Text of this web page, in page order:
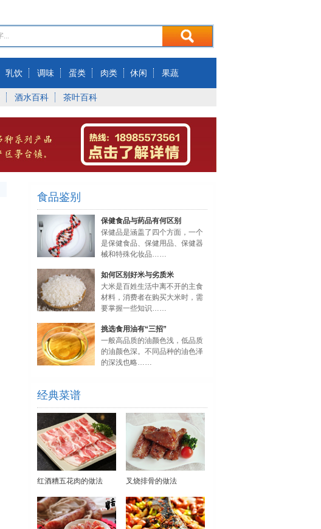
乳饮 调味 蛋类 肉类 休闲 果蔬
酒水百科 茶叶百科
食品鉴别
保健食品与药品有何区别
保健品是涵盖了四个方面，一个
是保健食品、保健用品、保健器
械和特殊化妆品……
如何区别好米与劣质米
大米是百姓生活中离不开的主食
材料，消费者在购买大米时，需
要掌握一些知识……
挑选食用油有“三招”
一般高品质的油颜色浅，低品质
的油颜色深。不同品种的油色泽
的深浅也略……
经典菜谱
红酒糟五花肉的做法 叉烧排骨的做法